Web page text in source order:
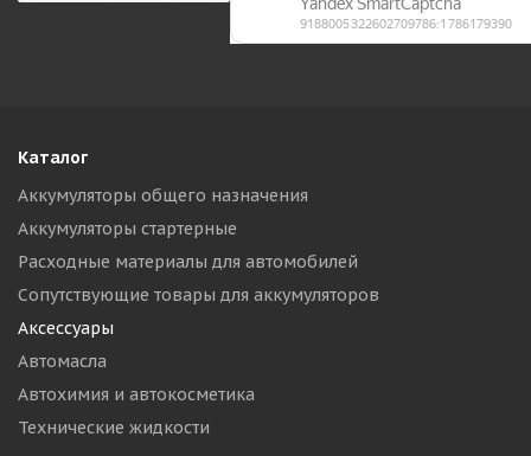
Каталог
Аккумуляторы общего назначения
Аккумуляторы стартерные
Расходные материалы для автомобилей
Сопутствующие товары для аккумуляторов
Аксессуары
Автомасла
Автохимия и автокосметика
Технические жидкости